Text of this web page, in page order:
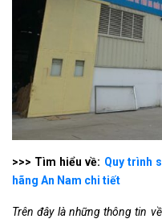
>>> Tìm hiểu về: Quy trình
hãng An Nam chi tiết
Trên đây là những thông tin